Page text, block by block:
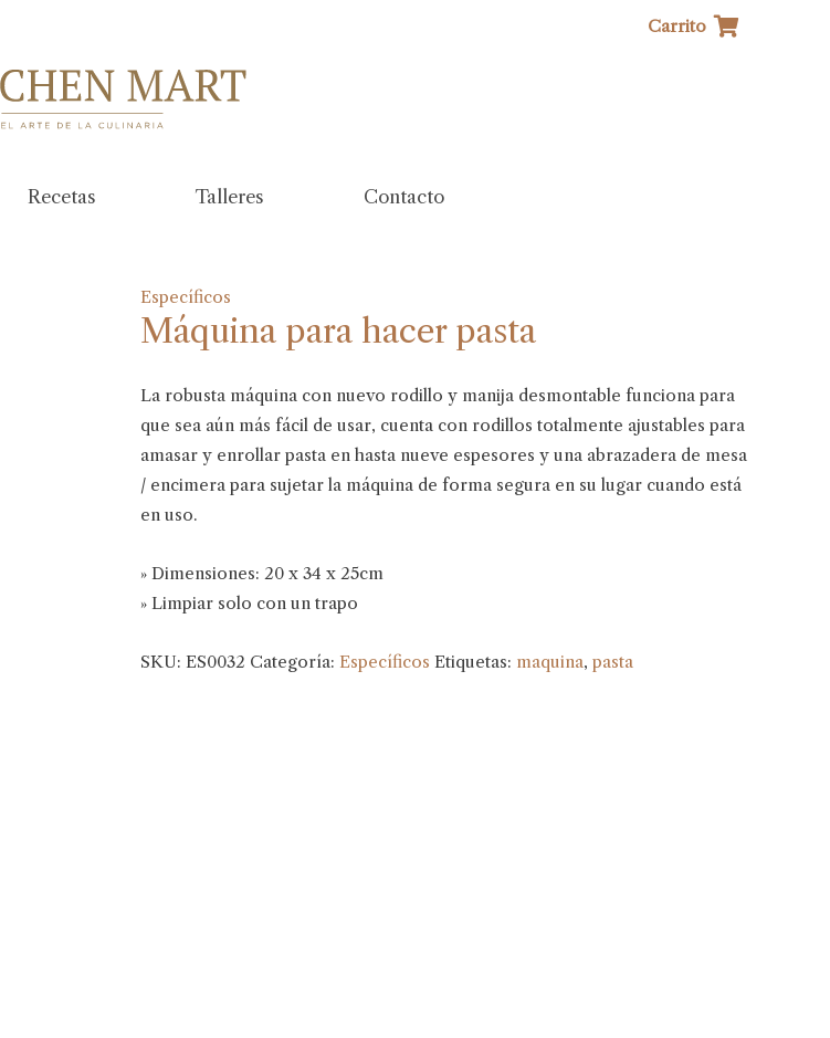
Carrito
Recetas Talleres Contacto
Específicos
Máquina para hacer pasta
La robusta máquina con nuevo rodillo y manija desmontable funciona para
que sea aún más fácil de usar, cuenta con rodillos totalmente ajustables para
amasar y enrollar pasta en hasta nueve espesores y una abrazadera de mesa
/ encimera para sujetar la máquina de forma segura en su lugar cuando está
en uso.
» Dimensiones: 20 x 34 x 25cm
» Limpiar solo con un trapo
SKU: ES0032 Categoría: Específicos Etiquetas: maquina, pasta